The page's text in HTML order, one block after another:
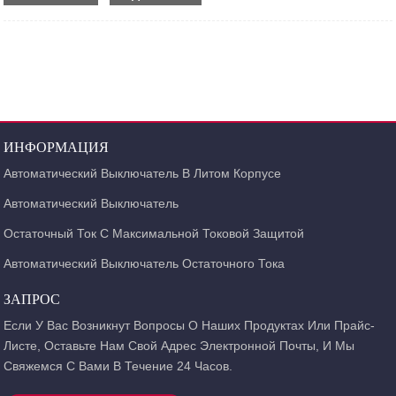
ИНФОРМАЦИЯ
Автоматический Выключатель В Литом Корпусе
Автоматический Выключатель
Остаточный Ток С Максимальной Токовой Защитой
Автоматический Выключатель Остаточного Тока
ЗАПРОС
Если У Вас Возникнут Вопросы О Наших Продуктах Или Прайс-
Листе, Оставьте Нам Свой Адрес Электронной Почты, И Мы
Свяжемся С Вами В Течение 24 Часов.